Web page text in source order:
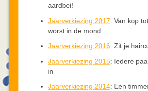
aardbei!
Jaarverkiezing 2017: Van kop
worst in de mond
Jaarverkiezing 2016: Zit je
Jaarverkiezing 2015: Iedere
in
Jaarverkiezing 2014: Een